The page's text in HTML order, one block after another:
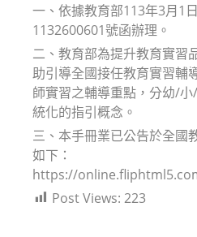
一、依據教育部113年3月1
1132600601號函辦理。
二、教育部為提升教育實習
助引導全國接任教育實習輔
師實習之輔導重點，分幼/
統化的指引概念。
三、本手冊業已公告於全國
如下：
https://
Post Views: 223